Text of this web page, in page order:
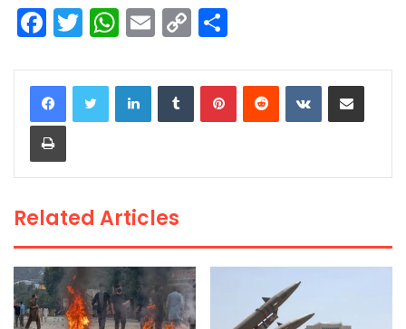
F
a
c
e
b
o
k
T
w
itt
er
W
h
a
ts
p
E
m
ai
C
o
p
n
ar
LinkedInTumblrPinterestReddit VKontakteShare via Email
Print
Related Articles